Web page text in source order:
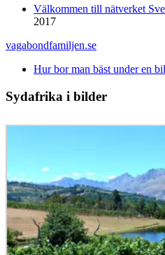
Välkommen till nätverket
2017
vagabondfamiljen.se
Hur bor man bäst under en
Sydafrika i bilder